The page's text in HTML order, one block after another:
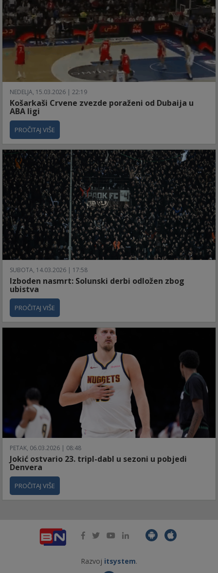
NEDELJA, 15.03.2026 | 22:19
Košarkaši Crvene zvezde poraženi od Dubaija u
ABA ligi
PROČITAJ VIŠE
SUBOTA, 14.03.2026 | 17:58
Izboden nasmrt: Solunski derbi odložen zbog
ubistva
PROČITAJ VIŠE
PETAK, 06.03.2026 | 08:48
Jokić ostvario 23. tripl-dabl u sezoni u pobjedi
Denvera
PROČITAJ VIŠE
Razvoj itsystem.